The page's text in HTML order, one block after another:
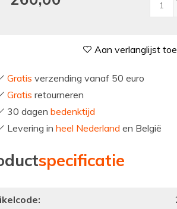
Aan verlanglijst
Gratis verzending vanaf 50 euro
Gratis retourneren
30 dagen bedenktijd
Levering in heel Nederland en België
specificatie